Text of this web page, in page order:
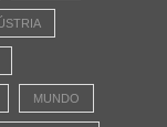
MUNDO